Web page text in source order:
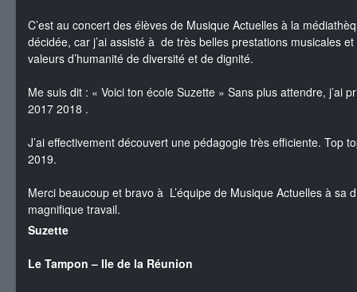
C’est au concert des élèves de Musique Actuelles à la
décidée, car j’ai assisté à de très belles prestations musicales
valeurs d’humanité de diversité et de dignité.
Me suis dit : « Voici ton école Suzette » Sans plus attendre, j’ai
2017 2018 .
J’ai effectivement découvert une pédagogie très efficiente. Top
2019.
Merci beaucoup et bravo à L’équipe de Musique Actuelles à
magnifique travail.
Suzette
Le Tampon – Ile de la Réunion